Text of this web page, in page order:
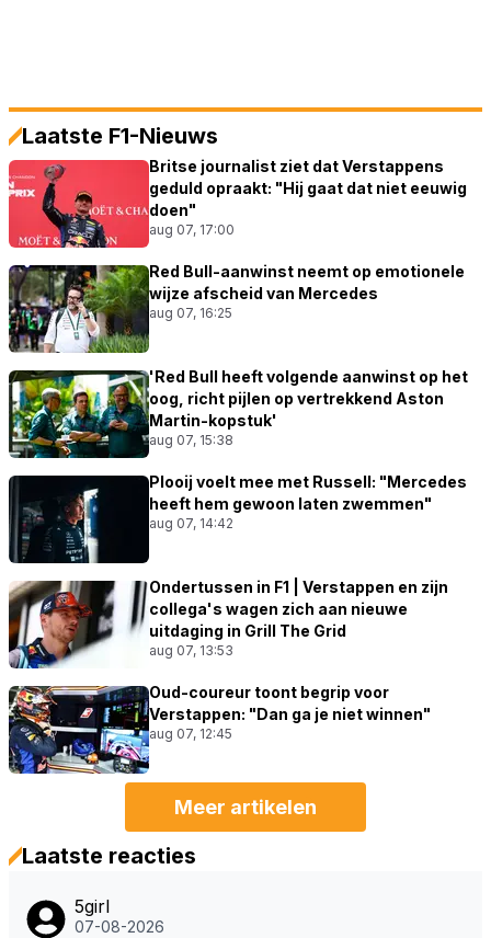
Laatste F1-Nieuws
Britse journalist ziet dat Verstappens
geduld opraakt: "Hij gaat dat niet eeuwig
doen"
aug 07, 17:00
Red Bull-aanwinst neemt op emotionele
wijze afscheid van Mercedes
aug 07, 16:25
'Red Bull heeft volgende aanwinst op het
oog, richt pijlen op vertrekkend Aston
Martin-kopstuk'
aug 07, 15:38
Plooij voelt mee met Russell: "Mercedes
heeft hem gewoon laten zwemmen"
aug 07, 14:42
Ondertussen in F1 | Verstappen en zijn
collega's wagen zich aan nieuwe
uitdaging in Grill The Grid
aug 07, 13:53
Oud-coureur toont begrip voor
Verstappen: "Dan ga je niet winnen"
aug 07, 12:45
Meer artikelen
Laatste reacties
5girl
07-08-2026